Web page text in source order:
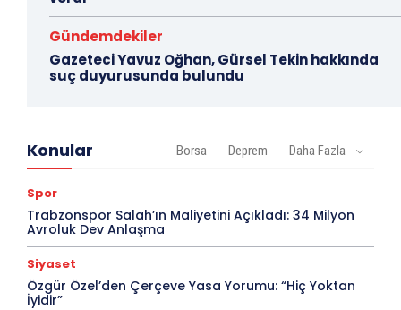
Gündemdekiler
Gazeteci Yavuz Oğhan, Gürsel Tekin hakkında
suç duyurusunda bulundu
Konular Borsa Deprem Daha Fazla
Spor
Trabzonspor Salah’ın Maliyetini Açıkladı: 34 Milyon
Avroluk Dev Anlaşma
Siyaset
Özgür Özel’den Çerçeve Yasa Yorumu: “Hiç Yoktan
İyidir”